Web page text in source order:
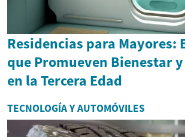
Residencias para Mayores:
que Promueven Bienestar
en la Tercera Edad
TECNOLOGÍA Y AUTOMÓVILES